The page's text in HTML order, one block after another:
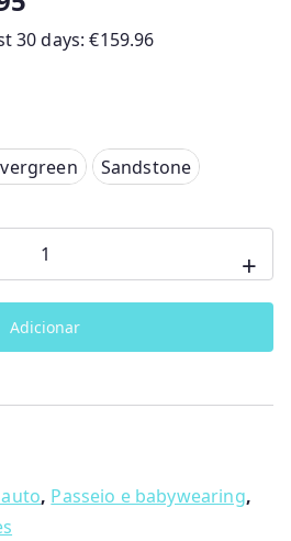
30 days:€159.96
Sandstone
+
Adicionar
, Passeio e babywearing,